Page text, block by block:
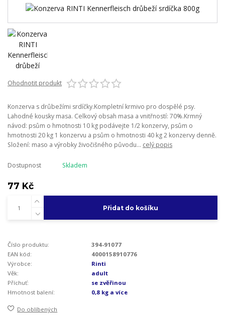
Ohodnotit produkt
Konzerva s drůbežími srdíčky.Kompletní krmivo pro dospělé psy.
Lahodné kousky masa. Celkový obsah masa a vnitřností: 70%.Krmný
návod: psům o hmotnosti 10 kg podávejte 1/2 konzervy, psům o
hmotnosti 20 kg 1 konzervu a psům o hmotnosti 40 kg 2 konzervy denně.
Složení: maso a výrobky živočišného původu... celý popis
Dostupnost Skladem
77 Kč
Přidat do košíku
Číslo produktu:
394-91077
EAN kód:
4000158910776
Výrobce:
Rinti
Věk:
adult
Příchuť:
se zvěřinou
Hmotnost balení:
0,8 kg a více
Do oblíbených